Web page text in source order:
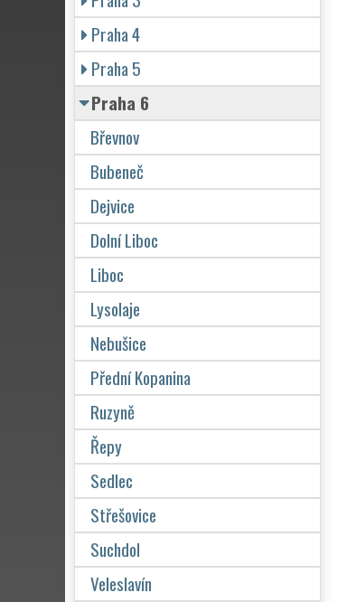
Praha 4
Praha 5
Praha 6
Břevnov
Bubeneč
Dejvice
Dolní Liboc
Liboc
Lysolaje
Nebušice
Přední Kopanina
Ruzyně
Řepy
Sedlec
Střešovice
Suchdol
Veleslavín